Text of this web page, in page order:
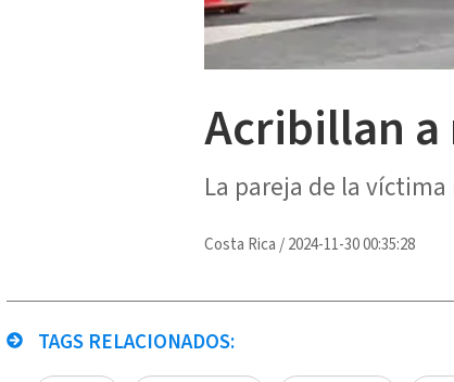
Acribillan a
La pareja de la
Costa Rica /2024-11-30 00:35:28
TAGS RELACIONADOS: